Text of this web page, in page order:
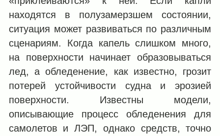
находятся в полузамерзшем состоянии,
ситуация может развиваться по различным
сценариям. Когда капель слишком много,
на поверхности начинает образовываться
лед, а обледенение, как известно, грозит
потерей устойчивости судна и эрозией
поверхности. Известны модели,
описывающие процесс обледенения для
самолетов и ЛЭП, однако средств, точно